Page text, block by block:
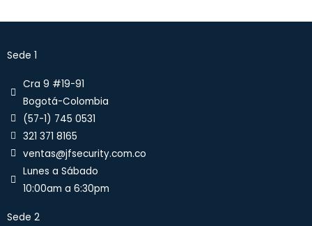
Sede 1
Cra 9 #19-91
Bogotá-Colombia
(57-1) 745 0531
321 371 8165
ventas@jfsecurity.com.co
Lunes a Sábado
10:00am a 6:30pm
Sede 2